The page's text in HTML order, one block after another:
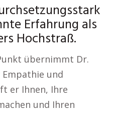
Erfahrung als
Hochstraß.
übernimmt Dr.
Empathie und
er Ihnen, Ihre
und Ihren